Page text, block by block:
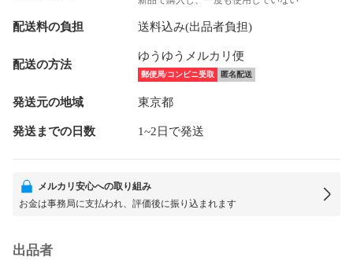
配送料の負担 送料込み(出品者負担)
配送の方法
ゆうゆうメルカリ便
郵便局/コンビニ受取 匿名配送
発送元の地域 東京都
発送までの日数 1~2日で発送
メルカリ安心への取り組み
お金は事務局に支払われ、評価後に振り込まれます
出品者